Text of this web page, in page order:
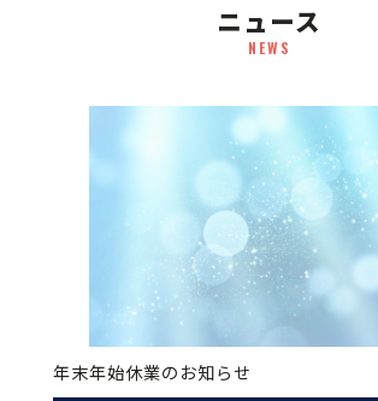
ニュース
NEWS
年末年始休業のお知らせ